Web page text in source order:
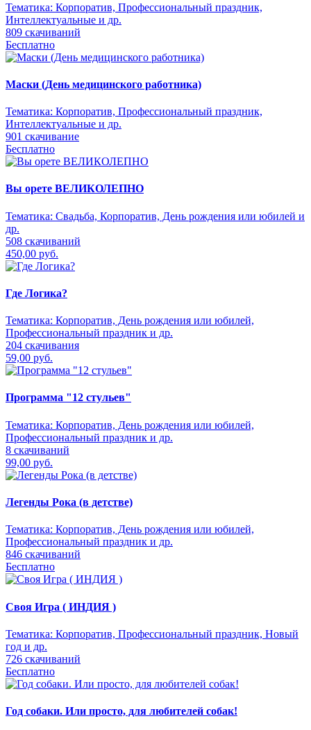
Тематика: Корпоратив, Профессиональный праздник,
Интеллектуальные и др.
809 скачиваний
Бесплатно
Маски (День медицинского работника)
Тематика: Корпоратив, Профессиональный праздник,
Интеллектуальные и др.
901 скачивание
Бесплатно
Вы орете ВЕЛИКОЛЕПНО
Тематика: Свадьба, Корпоратив, День рождения или юбилей и
др.
508 скачиваний
450,00 руб.
Где Логика?
Тематика: Корпоратив, День рождения или юбилей,
Профессиональный праздник и др.
204 скачивания
59,00 руб.
Программа "12 стульев"
Тематика: Корпоратив, День рождения или юбилей,
Профессиональный праздник и др.
8 скачиваний
99,00 руб.
Легенды Рока (в детстве)
Тематика: Корпоратив, День рождения или юбилей,
Профессиональный праздник и др.
846 скачиваний
Бесплатно
Своя Игра ( ИНДИЯ )
Тематика: Корпоратив, Профессиональный праздник, Новый
год и др.
726 скачиваний
Бесплатно
Год собаки. Или просто, для любителей собак!